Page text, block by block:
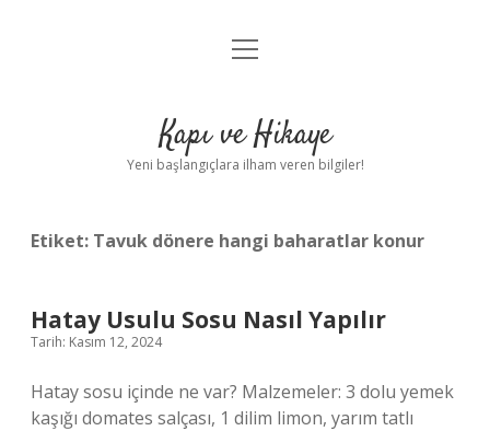
Anasayfa
Yasal Uyarı
menüyü
Kapı ve Hikaye
Yeni başlangıçlara ilham veren bilgiler!
Etiket: Tavuk dönere hangi baharatlar konur
Hatay Usulu Sosu Nasıl Yapılır
Tarih: Kasım 12, 2024
Hatay sosu içinde ne var? Malzemeler: 3 dolu yemek
kaşığı domates salçası, 1 dilim limon, yarım tatlı